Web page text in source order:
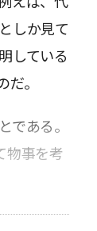
しか見て
している
。
である。
物事を考